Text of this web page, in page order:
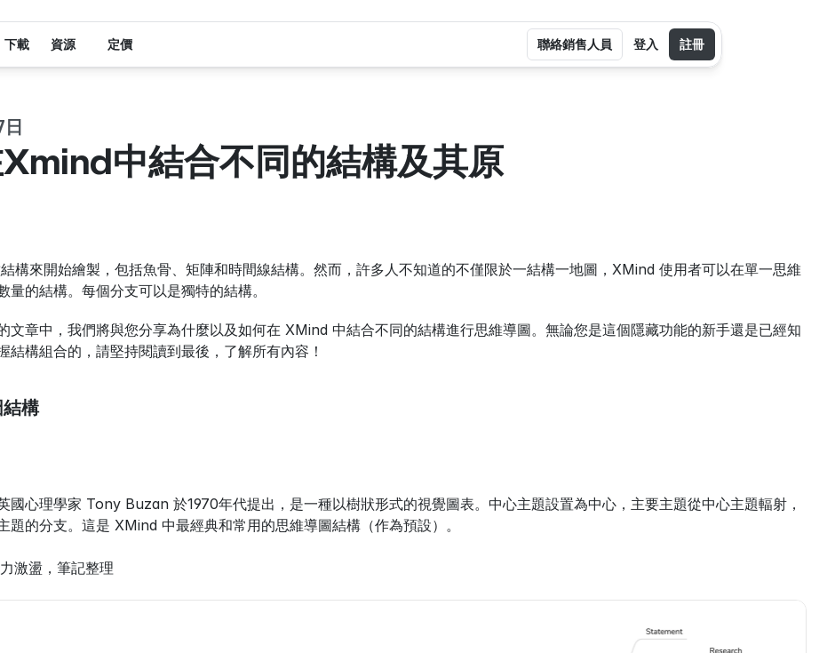
中結合不同的結構及其原
構來開始繪製，包括魚骨、矩陣和時間線結構。然而，許多人不知道的不僅限於一結構一地圖，XMind 使用者可以在單一思維
量的結構。每個分支可以是獨特的結構。
文章中，我們將與您分享為什麼以及如何在 XMind 中結合不同的結構進行思維導圖。無論您是這個隱藏功能的新手還是已經知
結構組合的，請堅持閱讀到最後，了解所有內容！
構
國心理學家 Tony Buzan 於1970年代提出，是一種以樹狀形式的視覺圖表。中心主題設置為中心，主要主題從中心主題輻射，
題的分支。這是 XMind 中最經典和常用的思維導圖結構（作為預設）。
激盪，筆記整理
下載 資源 定價 聯絡銷售人員 登入 註冊